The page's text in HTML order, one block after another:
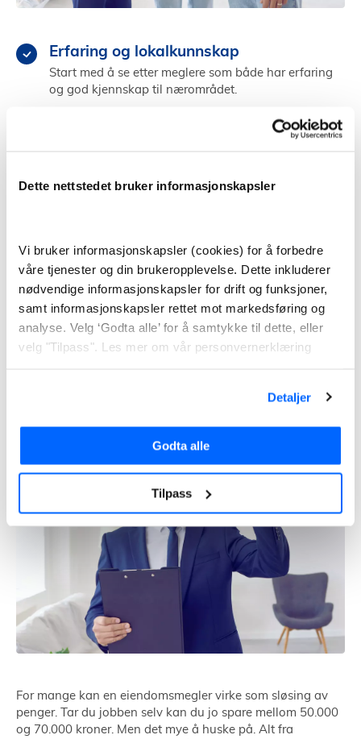
Dette nettstedet bruker informasjonskapsler
Vi bruker informasjonskapsler (cookies) for å forbedre
våre tjenester og din brukeropplevelse. Dette inkluderer
nødvendige informasjonskapsler for drift og funksjoner,
samt informasjonskapsler rettet mot markedsføring og
analyse. Velg ‘Godta alle’ for å samtykke til dette, eller
velg "Tilpass". Les mer om vår personvernerklæring
Detaljer
Godta alle
Tilpass
Erfaring og lokalkunnskap
Start med å se etter meglere som både har erfaring
og god kjennskap til nærområdet.
Kjemi og personlighet
Finn megler i Drøbak
For mange kan en eiendomsmegler virke som sløsing av
penger. Tar du jobben selv kan du jo spare mellom 50.000
og 70.000 kroner. Men det mye å huske på. Alt fra